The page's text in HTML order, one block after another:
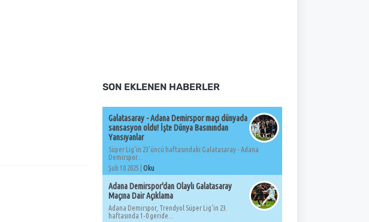
SON EKLENEN HABERLER
Galatasaray - Adana Demirspor maçı dünyada
sansasyon oldu! İşte Dünya Basınından
Yansıyanlar
Süper Lig'in 23'üncü haftasındaki Galatasaray - Adana
Demirspor...
Şub 10 2025 |
Oku
Adana Demirspor'dan Olaylı Galatasaray
Maçına Dair Açıklama
Adana Demirspor, Trendyol Süper Lig'in 23.
haftasında 1-0 geride...